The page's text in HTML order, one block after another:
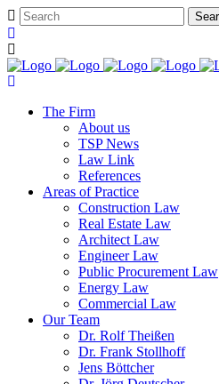
The Firm
About us
TSP News
Law Link
References
Areas of Practice
Construction Law
Real Estate Law
Architect Law
Engineer Law
Public Procurement Law
Energy Law
Commercial Law
Our Team
Dr. Rolf Theißen
Dr. Frank Stollhoff
Jens Böttcher